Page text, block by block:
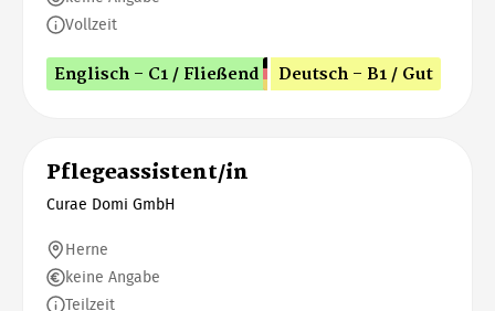
Vollzeit
Englisch - C1 / Fließend Deutsch - B1 / Gut
Pflegeassistent/in
Curae Domi GmbH
Herne
keine Angabe
Teilzeit